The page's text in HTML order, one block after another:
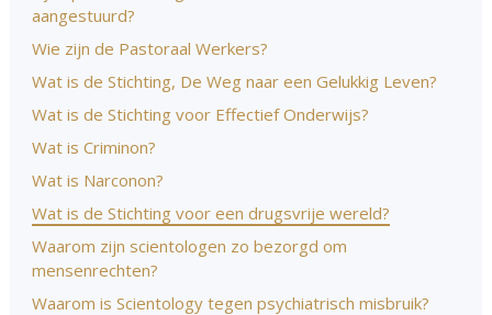
aangestuurd?
Wie zijn de Pastoraal Werkers?
Wat is de Stichting, De Weg naar een Gelukkig Leven?
Wat is de Stichting voor Effectief Onderwijs?
Wat is Criminon?
Wat is Narconon?
Wat is de Stichting voor een drugsvrije wereld?
Waarom zijn scientologen zo bezorgd om
mensenrechten?
Waarom is Scientology tegen psychiatrisch misbruik?